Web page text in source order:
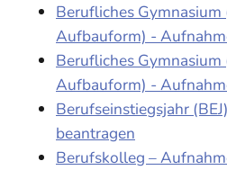
Berufliches Gymnasium
Aufbauform) -
Berufliches Gymnasium
Aufbauform) -
Berufseinstiegsjahr
beantragen
Berufskolleg –